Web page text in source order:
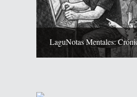
LaguNotas Mentales: